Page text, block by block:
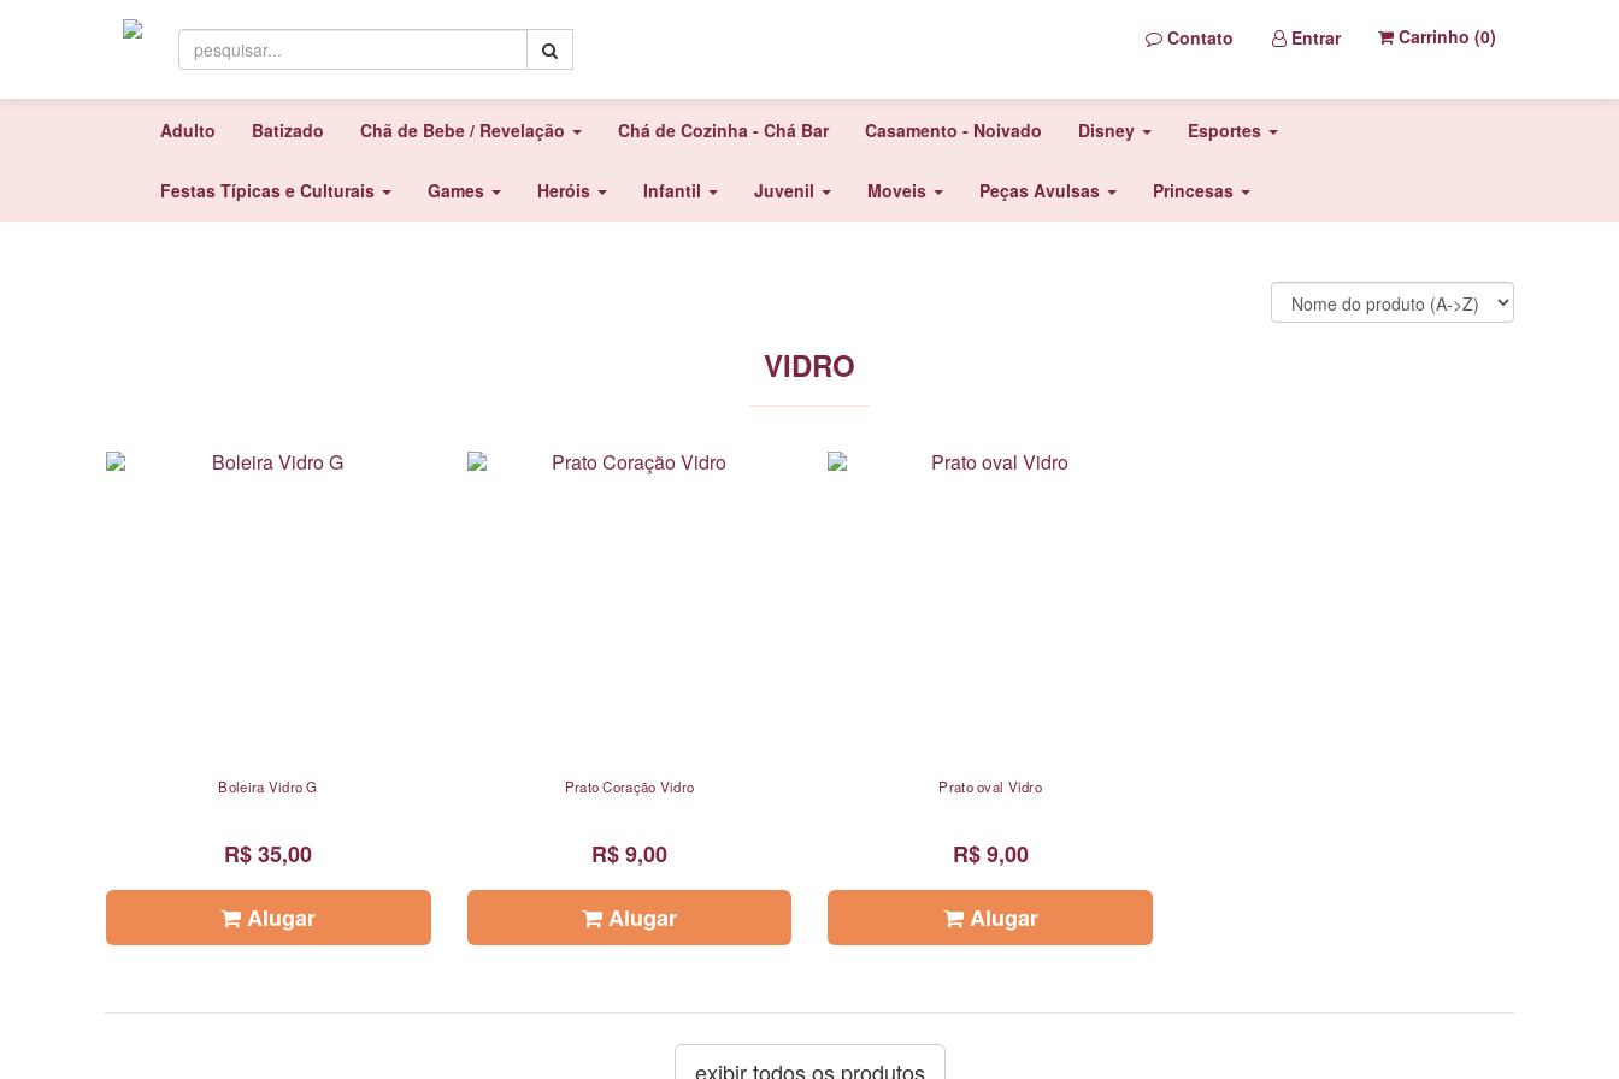
Contato Entrar Carrinho (0)
Adulto Batizado Chã de Bebe / Revelação Chá de Cozinha - Chá Bar Casamento - Noivado Disney Esportes
Festas Típicas e Culturais Games Heróis Infantil Juvenil Moveis Peças Avulsas Princesas
VIDRO
Boleira Vidro G
R$ 35,00
Alugar
Prato Coração Vidro
R$ 9,00
Alugar
Prato oval Vidro
R$ 9,00
Alugar
exibir todos os produtos